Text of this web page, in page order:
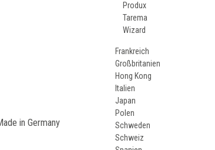
in Germany
Produx
Tarema
Wizard
Frankreich
Großbritanien
Hong Kong
Italien
Japan
Polen
Schweden
Schweiz